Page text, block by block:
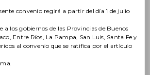
convenio regirá a partir del día 1 de julio
a los gobiernos de las Provincias de Buenos
Entre Ríos, La Pampa, San Luis, Santa Fe y
al convenio que se ratifica por el artículo